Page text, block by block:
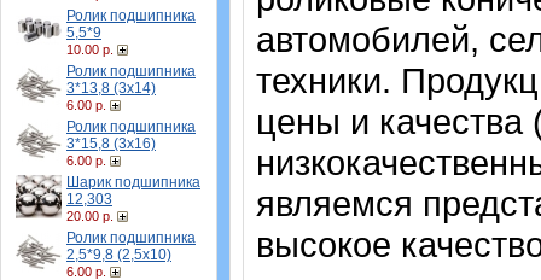
Ролик подшипника
5,5*9
10.00 р.
Ролик подшипника
3*13,8 (3х14)
6.00 р.
Ролик подшипника
3*15,8 (3х16)
6.00 р.
Шарик подшипника
12,303
20.00 р.
Ролик подшипника
2,5*9,8 (2,5х10)
6.00 р.
автомобилей,
техники.
цены и качества
являемся
высокое